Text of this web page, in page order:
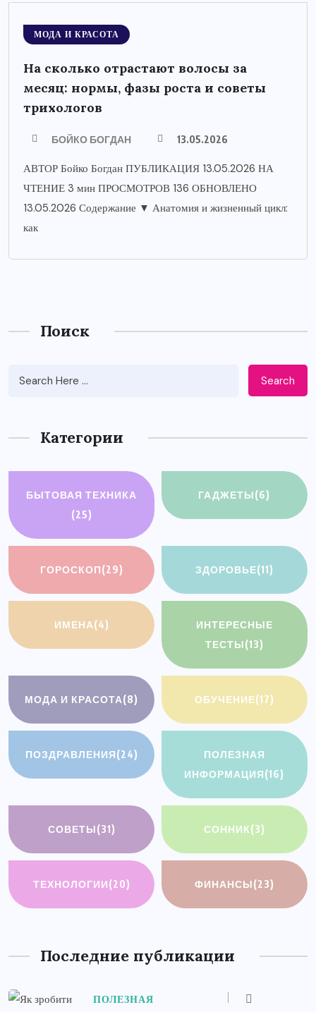
МОДА И КРАСОТА
На сколько отрастают волосы за
месяц: нормы, фазы роста и советы
трихологов
БОЙКО БОГДАН 13.05.2026
АВТОР Бойко Богдан ПУБЛИКАЦИЯ 13.05.2026 НА
ЧТЕНИЕ 3 мин ПРОСМОТРОВ 136 ОБНОВЛЕНО
13.05.2026 Содержание ▼ Анатомия и жизненный цикл:
как
Поиск
Search
Категории
БЫТОВАЯ ТЕХНИКА
(25)
ГАДЖЕТЫ(6)
ГОРОСКОП(29) ЗДОРОВЬЕ(11)
ИМЕНА(4)
ИНТЕРЕСНЫЕ
ТЕСТЫ(13)
МОДА И КРАСОТА(8) ОБУЧЕНИЕ(17)
ПОЗДРАВЛЕНИЯ(24)
ПОЛЕЗНАЯ
ИНФОРМАЦИЯ(16)
СОВЕТЫ(31) СОННИК(3)
ТЕХНОЛОГИИ(20) ФИНАНСЫ(23)
Последние публикации
ПОЛЕЗНАЯ